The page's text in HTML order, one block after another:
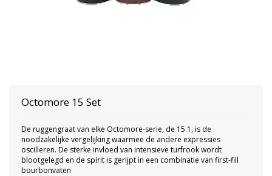
Octomore 15 Set
De ruggengraat van elke Octomore-serie, de 15.1, is de
noodzakelijke vergelijking waarmee de andere expressies
oscilleren. De sterke invloed van intensieve turfrook wordt
blootgelegd en de spirit is gerijpt in een combinatie van first-fill
bourbonvaten